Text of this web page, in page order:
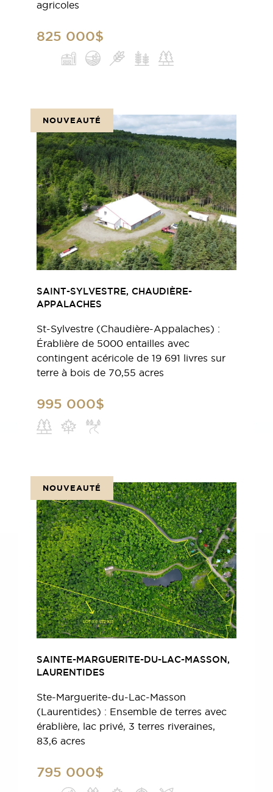
agricoles
825 000$
NOUVEAUTÉ
SAINT-SYLVESTRE, CHAUDIÈRE-
APPALACHES
St-Sylvestre (Chaudière-Appalaches) :
Érablière de 5000 entailles avec
contingent acéricole de 19 691 livres sur
terre à bois de 70,55 acres
995 000$
NOUVEAUTÉ
SAINTE-MARGUERITE-DU-LAC-MASSON,
LAURENTIDES
Ste-Marguerite-du-Lac-Masson
(Laurentides) : Ensemble de terres avec
érablière, lac privé, 3 terres riveraines,
83,6 acres
795 000$